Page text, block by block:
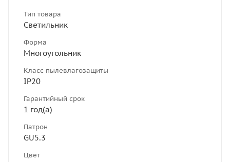
Тип товара
Светильник
Форма
Многоугольник
Класс пылевлагозащиты
IP20
Гарантийный срок
1 год(а)
Патрон
GU5.3
Цвет